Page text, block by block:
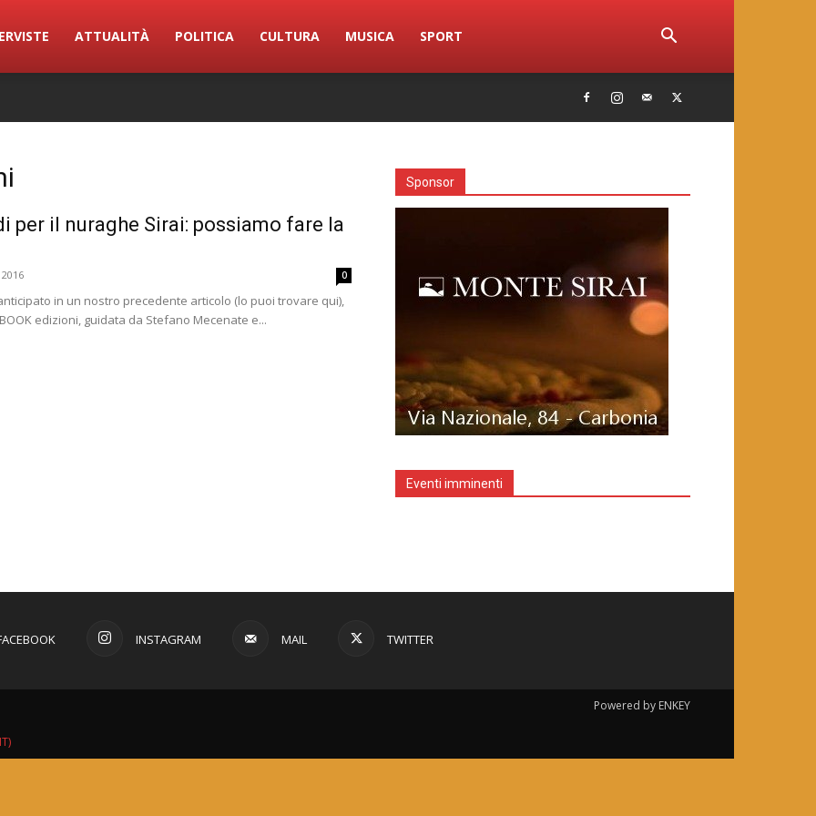
ATTUALITÀ POLITICA CULTURA MUSICA SPORT
per il nuraghe Sirai: possiamo fare la
0
in un nostro precedente articolo (lo puoi trovare qui),
edizioni, guidata da Stefano Mecenate e...
Sponsor
Eventi imminenti
INSTAGRAM MAIL TWITTER
Powered by ENKEY